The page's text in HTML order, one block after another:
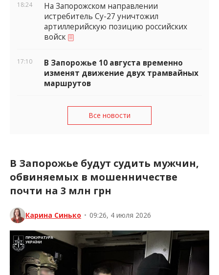
18:24
На Запорожском направлении
истребитель Су-27 уничтожил
артиллерийскую позицию российских
войск
17:10
В Запорожье 10 августа временно
изменят движение двух трамвайных
маршрутов
Все новости
В Запорожье будут судить мужчин,
обвиняемых в мошенничестве
почти на 3 млн грн
Карина Синько • 09:26, 4 июля 2026